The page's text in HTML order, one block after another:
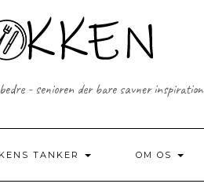
- senioren der bare savner inspiration
TANKER OM OS